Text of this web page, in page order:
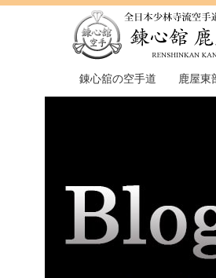
錬心舘の空手道 鹿屋東